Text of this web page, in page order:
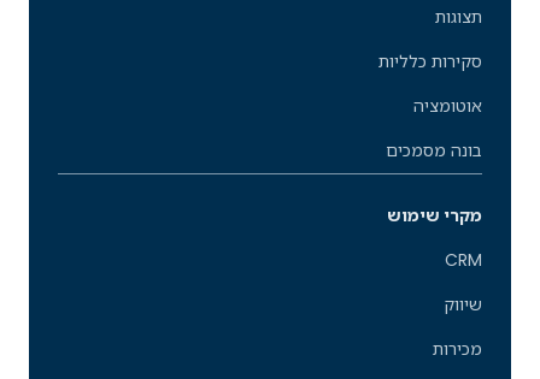
תצוגות
סקירות כלליות
אוטומציה
בונה מסמכים
מקרי שימוש
CRM
שיווק
מכירות